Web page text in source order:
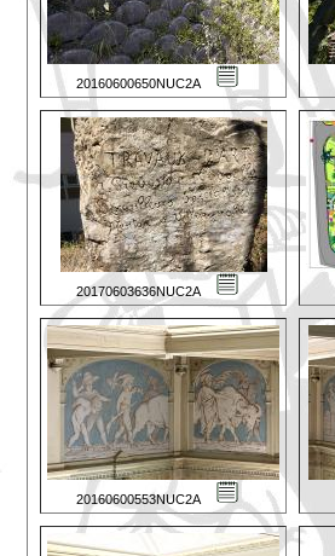
20160600650NUC2A
20170603636NUC2A
20160600553NUC2A